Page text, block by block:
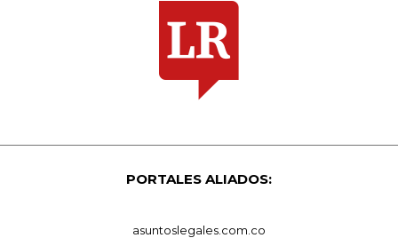
PORTALES ALIADOS:
asuntoslegales.com.co